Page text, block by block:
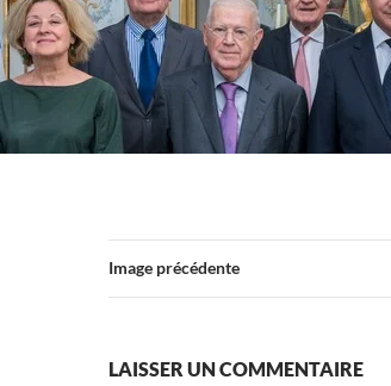
Image précédente
LAISSER UN COMMENTAIRE